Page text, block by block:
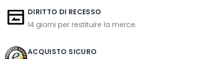
DIRITTO DI RECESSO
14 giorni per restituire la merce.
ACQUISTO SICURO